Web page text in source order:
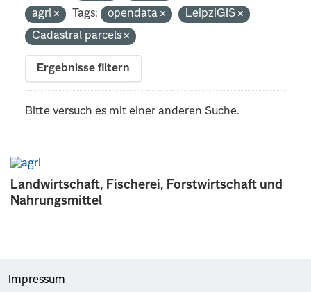
Landwirtschaft, Fischerei, Forstwirtschaft und
Nahrungsmittel
agri
Tags: opendata
LeipziGIS
Cadastral parcels
Ergebnisse filtern
Bitte versuch es mit einer anderen Suche.
Impressum